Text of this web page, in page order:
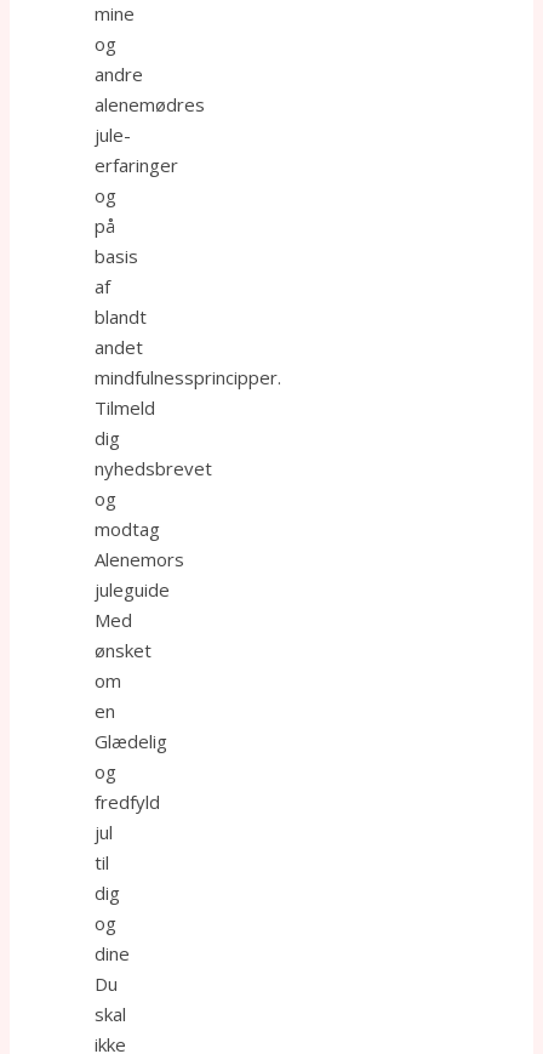
mine
og
andre
alenemødres
jule-
erfaringer
og
på
basis
af
blandt
andet
mindfulnessprincipper.
Tilmeld
dig
nyhedsbrevet
og
modtag
Alenemors
juleguide
Med
ønsket
om
en
Glædelig
og
fredfyld
jul
til
dig
og
dine
Du
skal
ikke